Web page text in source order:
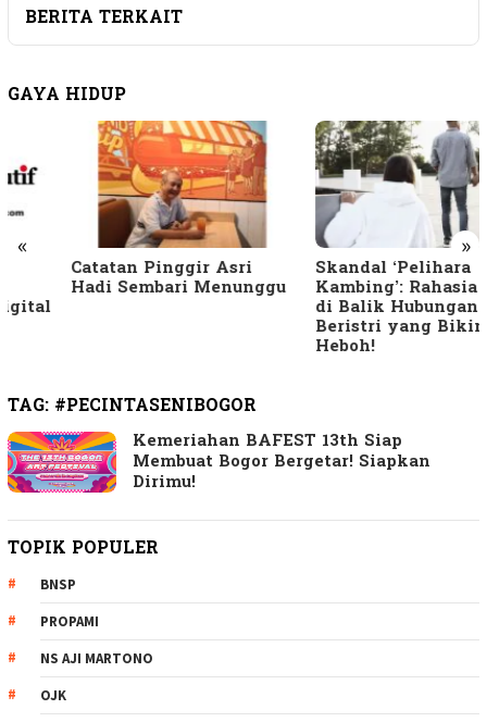
BERITA TERKAIT
GAYA HIDUP
« »
Catatan Pinggir Asri
Hadi Sembari Menunggu
Skandal ‘Pelihara
Kambing’: Rahasia Gelap
di Balik Hubungan Pria
Beristri yang Bikin
TAG: #PECINTASENIBOGOR
Kemeriahan BAFEST 13th Siap
Membuat Bogor Bergetar! Siapkan
Dirimu!
TOPIK POPULER
BNSP
PROPAMI
NS AJI MARTONO
OJK